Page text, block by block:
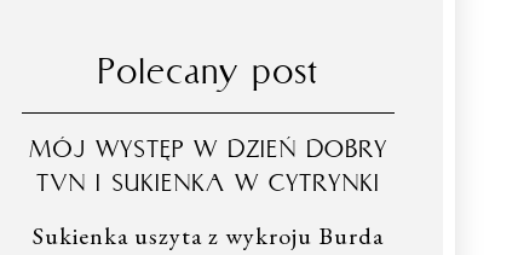
Polecany post
MÓJ WYSTĘP W DZIEŃ DOBRY
TVN I SUKIENKA W CYTRYNKI
Sukienka uszyta z wykroju Burda